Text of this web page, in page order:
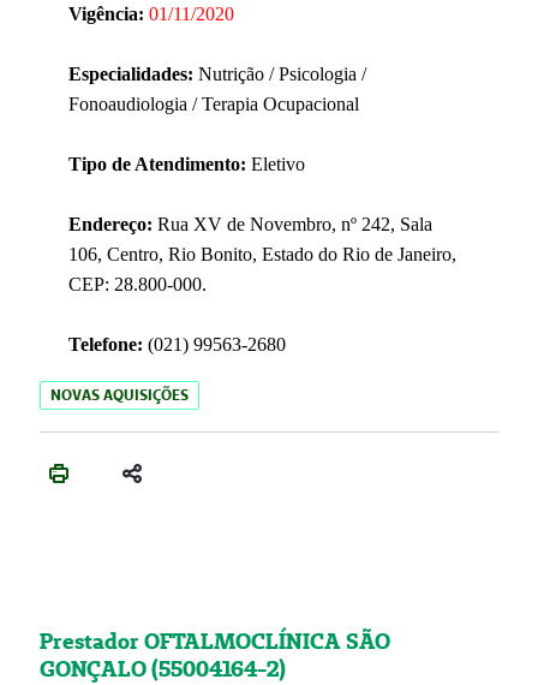
Vigência: 01/11/2020
Especialidades: Nutrição / Psicologia /
Fonoaudiologia / Terapia Ocupacional
Tipo de Atendimento: Eletivo
Endereço: Rua XV de Novembro, nº 242, Sala
106, Centro, Rio Bonito, Estado do Rio de Janeiro,
CEP: 28.800-000.
Telefone: (021) 99563-2680
NOVAS AQUISIÇÕES
Prestador OFTALMOCLÍNICA SÃO
GONÇALO (55004164-2)